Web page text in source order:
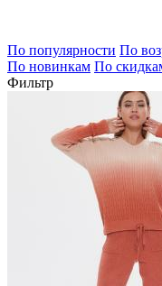
По популярности По
По новинкам По
Фильтр